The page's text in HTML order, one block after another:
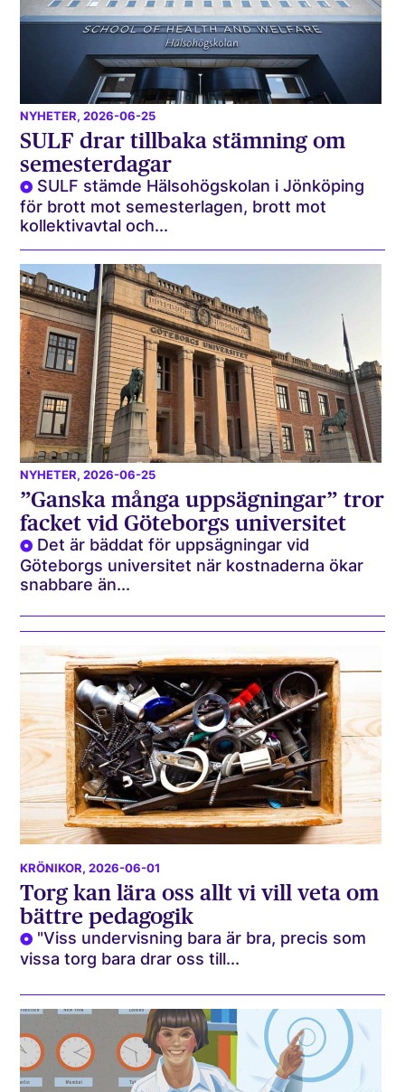
NYHETER, 2026-06-25
SULF drar tillbaka stämning om
semesterdagar
SULF stämde Hälsohögskolan i Jönköping
för brott mot semesterlagen, brott mot
kollektivavtal och...
NYHETER, 2026-06-25
”Ganska många uppsägningar” tror
facket vid Göteborgs universitet
Det är bäddat för uppsägningar vid
Göteborgs universitet när kostnaderna ökar
snabbare än...
KRÖNIKOR, 2026-06-01
Torg kan lära oss allt vi vill veta om
bättre pedagogik
"Viss undervisning bara är bra, precis som
vissa torg bara drar oss till...